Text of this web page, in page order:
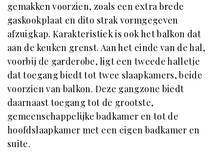
gemakken voorzien, zoals een extra brede
gaskookplaat en dito strak vormgegeven
afzuigkap. Karakteristiek is ook het balkon dat
aan de keuken grenst. Aan het einde van de hal,
voorbij de garderobe, ligt een tweede halletje
dat toegang biedt tot twee slaapkamers, beide
voorzien van balkon. Deze gangzone biedt
daarnaast toegang tot de grootste,
gemeenschappelijke badkamer en tot de
hoofdslaapkamer met een eigen badkamer en
suite.